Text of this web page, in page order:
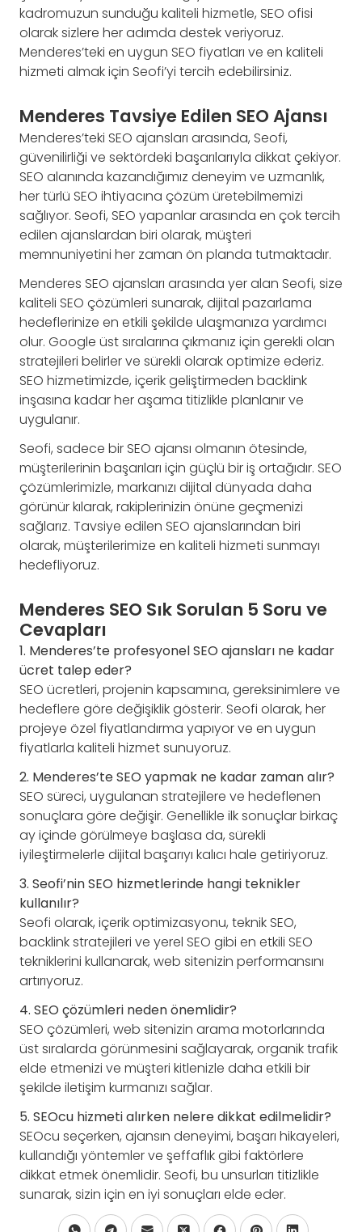
kadromuzun sunduğu kaliteli hizmetle, SEO ofisi
olarak sizlere her adımda destek veriyoruz.
Menderes’teki en uygun SEO fiyatları ve en kaliteli
hizmeti almak için Seofi’yi tercih edebilirsiniz.
Menderes Tavsiye Edilen SEO Ajansı
Menderes’teki SEO ajansları arasında, Seofi,
güvenilirliği ve sektördeki başarılarıyla dikkat çekiyor.
SEO alanında kazandığımız deneyim ve uzmanlık,
her türlü SEO ihtiyacına çözüm üretebilmemizi
sağlıyor. Seofi, SEO yapanlar arasında en çok tercih
edilen ajanslardan biri olarak, müşteri
memnuniyetini her zaman ön planda tutmaktadır.
Menderes SEO ajansları arasında yer alan Seofi, size
kaliteli SEO çözümleri sunarak, dijital pazarlama
hedeflerinize en etkili şekilde ulaşmanıza yardımcı
olur. Google üst sıralarına çıkmanız için gerekli olan
stratejileri belirler ve sürekli olarak optimize ederiz.
SEO hizmetimizde, içerik geliştirmeden backlink
inşasına kadar her aşama titizlikle planlanır ve
uygulanır.
Seofi, sadece bir SEO ajansı olmanın ötesinde,
müşterilerinin başarıları için güçlü bir iş ortağıdır. SEO
çözümlerimizle, markanızı dijital dünyada daha
görünür kılarak, rakiplerinizin önüne geçmenizi
sağlarız. Tavsiye edilen SEO ajanslarından biri
olarak, müşterilerimize en kaliteli hizmeti sunmayı
hedefliyoruz.
Menderes SEO Sık Sorulan 5 Soru ve
Cevapları
1. Menderes’te profesyonel SEO ajansları ne kadar
ücret talep eder?
SEO ücretleri, projenin kapsamına, gereksinimlere ve
hedeflere göre değişiklik gösterir. Seofi olarak, her
projeye özel fiyatlandırma yapıyor ve en uygun
fiyatlarla kaliteli hizmet sunuyoruz.
2. Menderes’te SEO yapmak ne kadar zaman alır?
SEO süreci, uygulanan stratejilere ve hedeflenen
sonuçlara göre değişir. Genellikle ilk sonuçlar birkaç
ay içinde görülmeye başlasa da, sürekli
iyileştirmelerle dijital başarıyı kalıcı hale getiriyoruz.
3. Seofi’nin SEO hizmetlerinde hangi teknikler
kullanılır?
Seofi olarak, içerik optimizasyonu, teknik SEO,
backlink stratejileri ve yerel SEO gibi en etkili SEO
tekniklerini kullanarak, web sitenizin performansını
artırıyoruz.
4. SEO çözümleri neden önemlidir?
SEO çözümleri, web sitenizin arama motorlarında
üst sıralarda görünmesini sağlayarak, organik trafik
elde etmenizi ve müşteri kitlenizle daha etkili bir
şekilde iletişim kurmanızı sağlar.
5. SEOcu hizmeti alırken nelere dikkat edilmelidir?
SEOcu seçerken, ajansın deneyimi, başarı hikayeleri,
kullandığı yöntemler ve şeffaflık gibi faktörlere
dikkat etmek önemlidir. Seofi, bu unsurları titizlikle
sunarak, sizin için en iyi sonuçları elde eder.